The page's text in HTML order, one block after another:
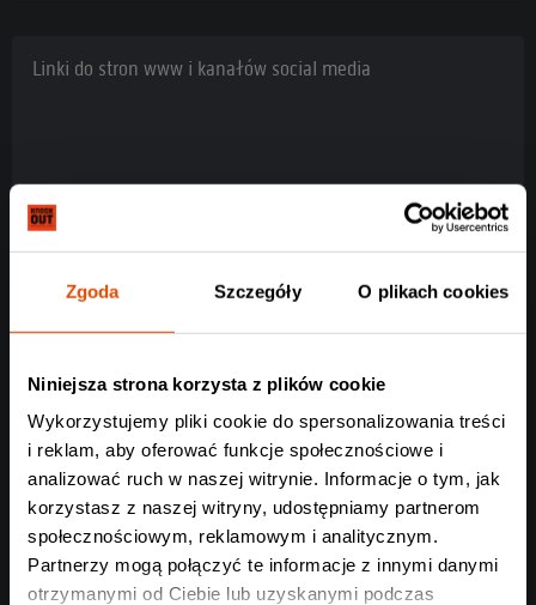
Zgoda Szczegóły O plikach cookies
Niniejsza strona korzysta z plików cookie
Wykorzystujemy pliki cookie do spersonalizowania treści
i reklam, aby oferować funkcje społecznościowe i
analizować ruch w naszej witrynie. Informacje o tym, jak
korzystasz z naszej witryny, udostępniamy partnerom
społecznościowym, reklamowym i analitycznym.
Partnerzy mogą połączyć te informacje z innymi danymi
otrzymanymi od Ciebie lub uzyskanymi podczas
Linki do stron www i kanałów social media
Rodzaj akredytacji
Wyślij